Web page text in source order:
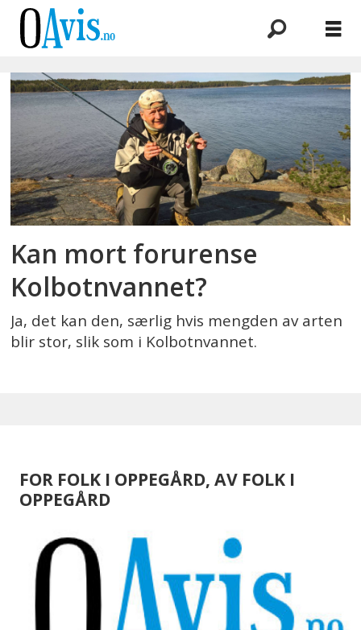
Emne:
utfisking
Kan mort forurense
Kolbotnvannet?
Ja, det kan den, særlig hvis mengden av arten
blir stor, slik som i Kolbotnvannet.
FOR FOLK I OPPEGÅRD, AV FOLK I
OPPEGÅRD